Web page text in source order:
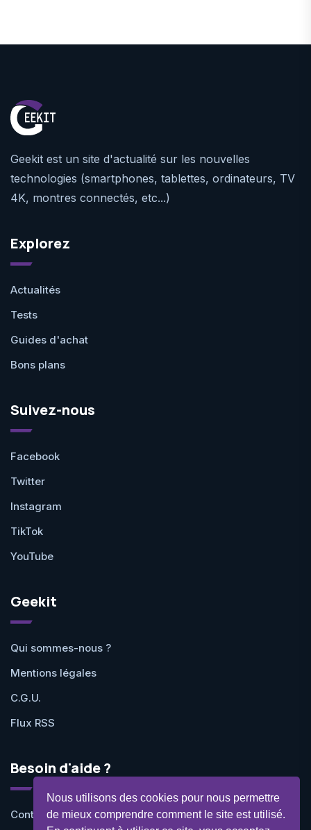
Nous utilisons des cookies pour nous permettre
de mieux comprendre comment le site est utilisé.
Geekit est un site d'actualité sur les nouvelles
technologies (smartphones, tablettes, ordinateurs, TV
4K, montres connectés, etc...)
Explorez
Actualités
Tests
Guides d'achat
Bons plans
Suivez-nous
Facebook
Twitter
Instagram
TikTok
YouTube
Geekit
Qui sommes-nous ?
Mentions légales
C.G.U.
Flux RSS
Besoin d'aide ?
Contactez-nous